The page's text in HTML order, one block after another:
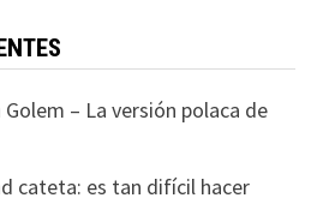
Golem – La versión polaca de
cateta: es tan difícil hacer